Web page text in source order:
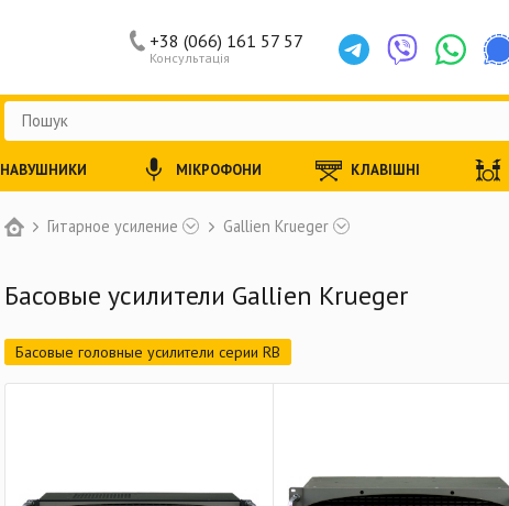
Гитарное усиление Gallien Krueger
Басовые усилители Gallien Krueger
Басовые головные усилители серии RB
Консультація
+38 (066) 161 57 57
НАВУШНИКИ МІКРОФОНИ КЛАВІШНІ